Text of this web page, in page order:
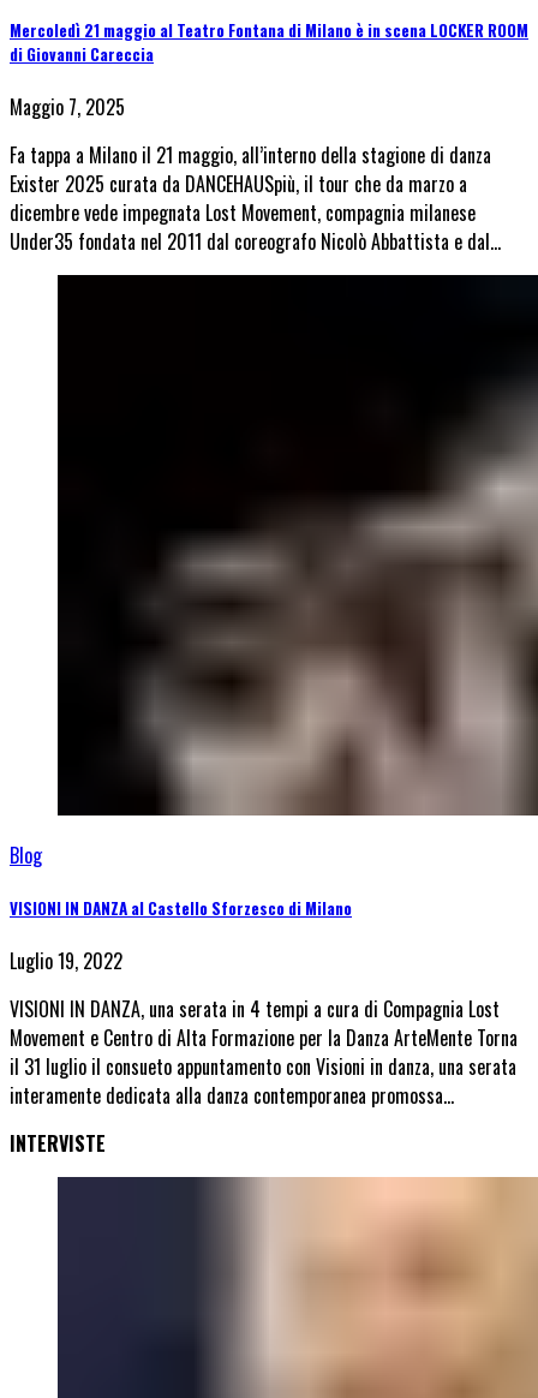
Mercoledì 21 maggio al Teatro Fontana di Milano è in scena LOCKER ROOM
di Giovanni Careccia
Maggio 7, 2025
Fa tappa a Milano il 21 maggio, all’interno della stagione di danza
Exister 2025 curata da DANCEHAUSpiù, il tour che da marzo a
dicembre vede impegnata Lost Movement, compagnia milanese
Under35 fondata nel 2011 dal coreografo Nicolò Abbattista e dal…
Blog
VISIONI IN DANZA al Castello Sforzesco di Milano
Luglio 19, 2022
VISIONI IN DANZA, una serata in 4 tempi a cura di Compagnia Lost
Movement e Centro di Alta Formazione per la Danza ArteMente Torna
il 31 luglio il consueto appuntamento con Visioni in danza, una serata
interamente dedicata alla danza contemporanea promossa…
INTERVISTE